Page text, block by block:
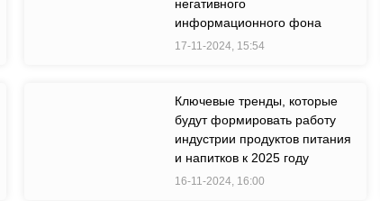
негативного
информационного фона
17-11-2024, 15:54
Ключевые тренды, которые
будут формировать работу
индустрии продуктов питания
и напитков к 2025 году
16-11-2024, 16:00